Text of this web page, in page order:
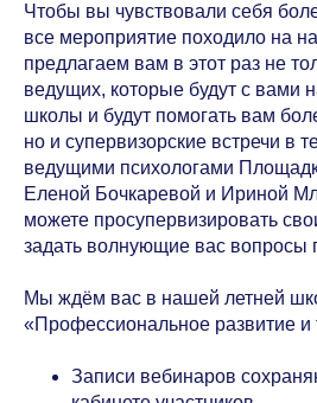
Чтобы вы чувствовали себя
все мероприятие походило на
предлагаем вам в этот раз не
ведущих, которые будут с вами
школы и будут помогать вам
но и супервизорские встречи в
ведущими психологами
Еленой Бочкаревой и Ириной
можете просупервизировать
задать волнующие вас вопросы
Мы ждём вас в нашей летней
«Профессиональное развитие и
Записи вебинаров